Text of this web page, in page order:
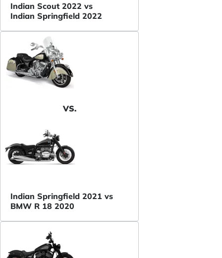
Indian Scout 2022 vs
Indian Springfield 2022
VS.
Indian Springfield 2021 vs
BMW R 18 2020